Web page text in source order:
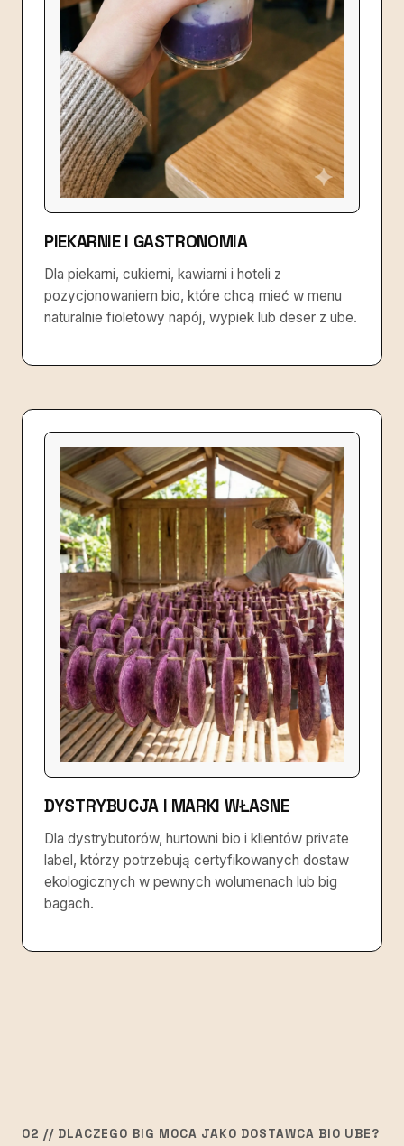
PIEKARNIE I GASTRONOMIA
Dla piekarni, cukierni, kawiarni i hoteli z
pozycjonowaniem bio, które chcą mieć w menu
naturalnie fioletowy napój, wypiek lub deser z ube.
DYSTRYBUCJA I MARKI WŁASNE
Dla dystrybutorów, hurtowni bio i klientów private
label, którzy potrzebują certyfikowanych dostaw
ekologicznych w pewnych wolumenach lub big
bagach.
02 // DLACZEGO BIG MOCA JAKO DOSTAWCA BIO UBE?